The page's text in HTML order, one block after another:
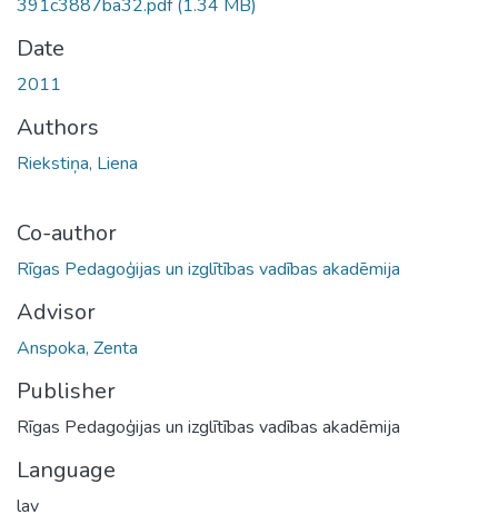
391c3887ba32.pdf(1.34 MB)
Date
2011
Authors
Riekstiņa, Liena
Co-author
Rīgas Pedagoģijas un izglītības vadības akadēmija
Advisor
Anspoka, Zenta
Publisher
Rīgas Pedagoģijas un izglītības vadības akadēmija
Language
lav